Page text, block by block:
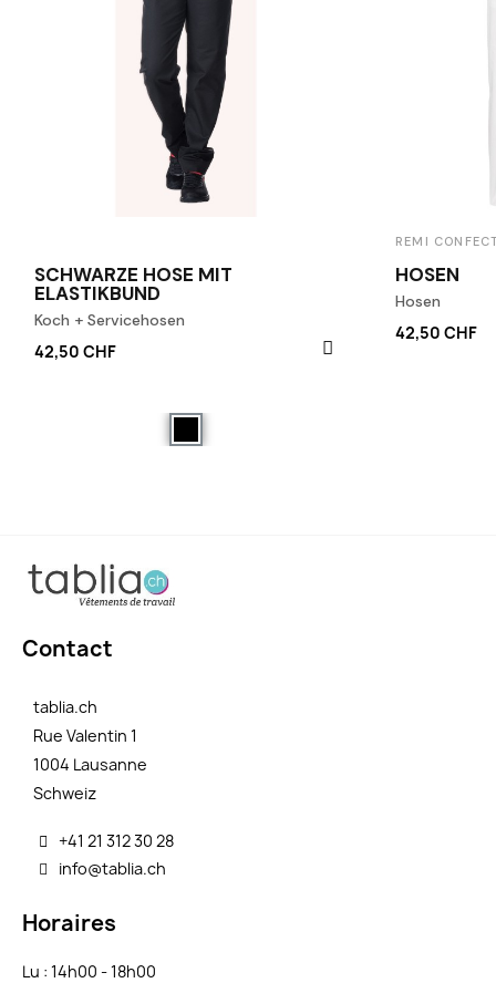
SCHWARZE HOSE MIT
ELASTIKBUND
Koch + Servicehosen
42,50 CHF
REMI
HOSEN
Hosen
42,50 CHF
Contact
tablia.ch
Rue Valentin 1
1004 Lausanne
Schweiz
+41 21 312 30 28
info@tablia.ch
Horaires
Lu : 14h00 - 18h00